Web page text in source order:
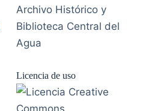
Archivo Histórico y
Biblioteca Central del
Agua
Licencia de uso